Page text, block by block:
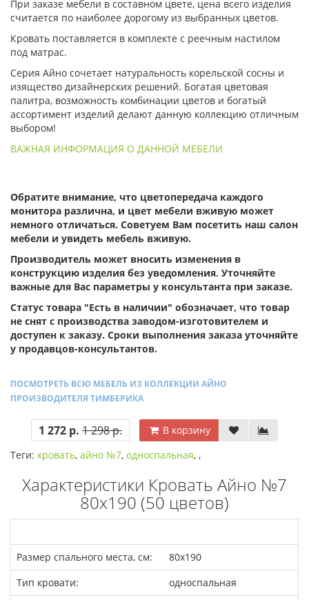
При заказе мебели в составном цвете, цена всего изделия
считается по наиболее дорогому из выбранных цветов.
Кровать поставляется в комплекте с реечным настилом
под матрас.
Серия Айно сочетает натуральность корельской сосны и
изящество дизайнерских решений. Богатая цветовая
палитра, возможность комбинации цветов и богатый
ассортимент изделий делают данную коллекцию отличным
выбором!
ВАЖНАЯ ИНФОРМАЦИЯ О ДАННОЙ МЕБЕЛИ
Обратите внимание, что цветопередача каждого
монитора различна, и цвет мебели вживую может
немного отличаться. Советуем Вам посетить наш салон
мебели и увидеть мебель вживую.
Производитель может вносить изменения в
конструкцию изделия без уведомления. Уточняйте
важные для Вас параметры у консультанта при заказе.
Статус товара "Есть в наличии" обозначает, что товар
не снят с производства заводом-изготовителем и
доступен к заказу. Сроки выполнения заказа уточняйте
у продавцов-консультантов.
ПОСМОТРЕТЬ ВСЮ МЕБЕЛЬ ИЗ КОЛЛЕКЦИИ АЙНО
ПРОИЗВОДИТЕЛЯ ТИМБЕРИКА
1 272 р. 1 298 р.
В корзину
Теги: кровать, айно №7, односпальная, ,
Характеристики Кровать Айно №7
80х190 (50 цветов)
Размер спального места, см:
80x190
Тип кровати:
односпальная